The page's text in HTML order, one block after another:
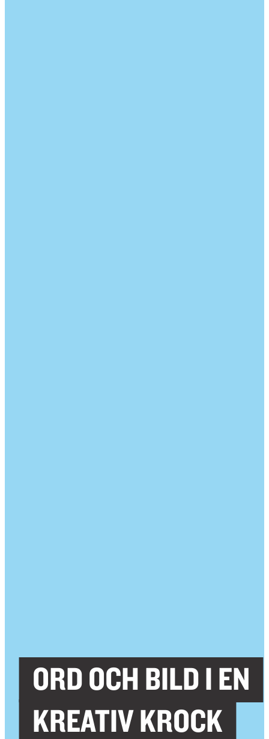
ORD OCH BILD I EN
KREATIV KROCK